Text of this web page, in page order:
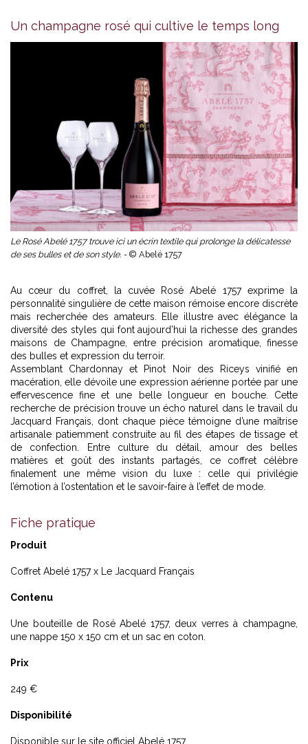
Un champagne rosé qui cultive le temps long
Le Rosé Abelé 1757 trouve ici un écrin textile qui prolonge la délicatesse
de ses bulles et de son style. - © Abelé 1757
Au cœur du coffret, la cuvée Rosé Abelé 1757 exprime la
personnalité singulière de cette maison rémoise encore discrète
mais recherchée des amateurs. Elle illustre avec élégance la
diversité des styles qui font aujourd’hui la richesse des grandes
maisons de Champagne , entre précision aromatique, finesse
des bulles et expression du terroir.
Assemblant Chardonnay et Pinot Noir des Riceys vinifié en
macération, elle dévoile une expression aérienne portée par une
effervescence fine et une belle longueur en bouche. Cette
recherche de précision trouve un écho naturel dans le travail du
Jacquard Français, dont chaque pièce témoigne d’une maîtrise
artisanale patiemment construite au fil des étapes de tissage et
de confection. Entre culture du détail, amour des belles
matières et goût des instants partagés, ce coffret célèbre
finalement une même vision du luxe : celle qui privilégie
l’émotion à l’ostentation et le savoir-faire à l’effet de mode.
Fiche pratique
Produit
Coffret Abelé 1757 x Le Jacquard Français
Contenu
Une bouteille de Rosé Abelé 1757, deux verres à champagne,
une nappe 150 x 150 cm et un sac en coton.
Prix
249 €
Disponibilité
Disponible sur le site officiel Abelé 1757.